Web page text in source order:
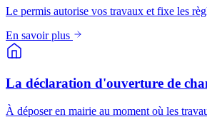
Le permis autorise vos travaux et fixe les
En savoir plus
La déclaration d'ouverture de
À déposer en mairie au moment où les